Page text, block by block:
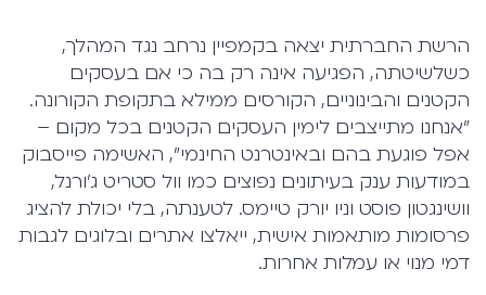
הרשת החברתית יצאה בקמפיין נרחב נגד המהלך,
כשלשיטתה, הפגיעה אינה רק בה כי אם בעסקים
הקטנים והבינוניים, הקורסים ממילא בתקופת הקורונה.
"אנחנו מתייצבים לימין העסקים הקטנים בכל מקום –
אפל פוגעת בהם ובאינטרנט החינמי", האשימה פייסבוק
במודעות ענק בעיתונים נפוצים כמו וול סטריט ג'ורנל,
וושינגטון פוסט וניו יורק טיימס. לטענתה, בלי יכולת להציג
פרסומות מותאמות אישית, ייאלצו אתרים ובלוגים לגבות
דמי מנוי או עמלות אחרות.